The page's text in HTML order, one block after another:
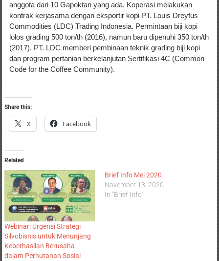
anggota dari 10 Gapoktan yang ada. Koperasi melakukan
kontrak kerjasama dengan eksportir kopi PT. Louis Dreyfus
Commodities (LDC) Trading Indonesia. Permintaan biji kopi
lolos grading 500 ton/th (2016), namun baru dipenuhi 350 ton/th
(2017). PT. LDC memberi pembinaan teknik grading biji kopi
dan program pertanian berkelanjutan Sertifikasi 4C (Common
Code for the Coffee Community).
Share this:
X Facebook
Related
Webinar: Urgensi Strategi
Silvobisnis untuk Menunjang
Keberhasilan Berusaha
dalam Perhutanan Sosial
Brief Info Mei 2020
November 13, 2020
In "Brief Info"